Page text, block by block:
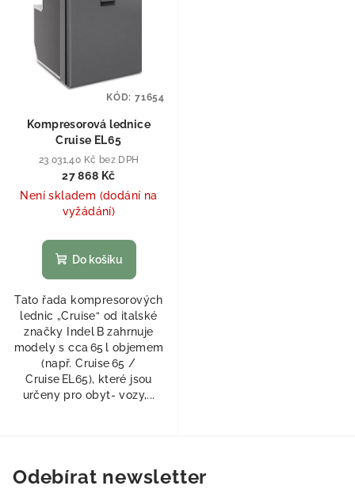
Kompresorová lednice
Cruise EL65
23 031,40 Kč bez DPH
27 868 Kč
Není skladem (dodání na
vyžádání)
Do košíku
Tato řada kompresorových
lednic „Cruise“ od italské
značky Indel B zahrnuje
modely s cca 65 l objemem
(např. Cruise 65 /
Cruise EL65), které jsou
určeny pro obyt‐ vozy,...
KÓD: 71654
Odebírat newsletter